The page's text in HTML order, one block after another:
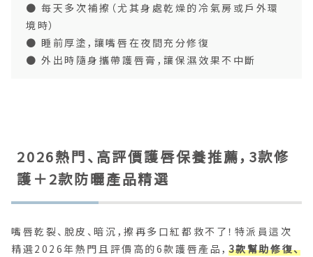
● 每天多次補擦（尤其身處乾燥的冷氣房或戶外環
境時）
● 睡前厚塗，讓嘴唇在夜間充分修復
● 外出時隨身攜帶護唇膏，讓保濕效果不中斷
2026熱門、高評價護唇保養推薦，3款修
護＋2款防曬產品精選
嘴唇乾裂、脫皮、暗沉，擦再多口紅都救不了！特派員這次
精選2026年熱門且評價高的6款護唇產品， 3款幫助修復、